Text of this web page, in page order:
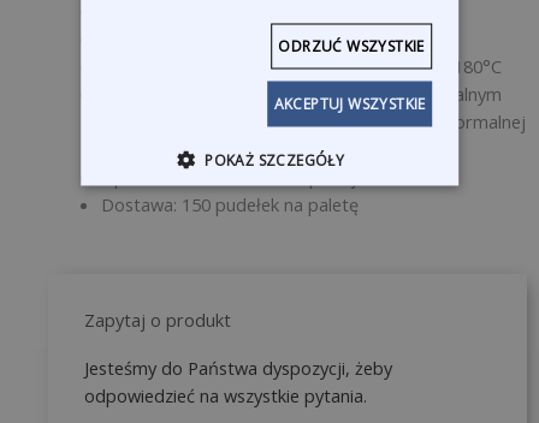
Odporność temperaturowa (krótkotrwała): 180°C
Zalecane warunki przechowywania: W oryginalnym
opakowaniu, w temperaturze < 35°C, przy normalnej
wentylacji i nie dłużej niż przez 12 miesięcy.
Opakowanie: W rolkach w podajniku
Dostawa: 150 pudełek na paletę
Zapytaj o produkt
Jesteśmy do Państwa dyspozycji, żeby
odpowiedzieć na wszystkie pytania.
AKCEPTUJ WSZYSTKIE
ODRZUĆ WSZYSTKIE
POKAŻ SZCZEGÓŁY